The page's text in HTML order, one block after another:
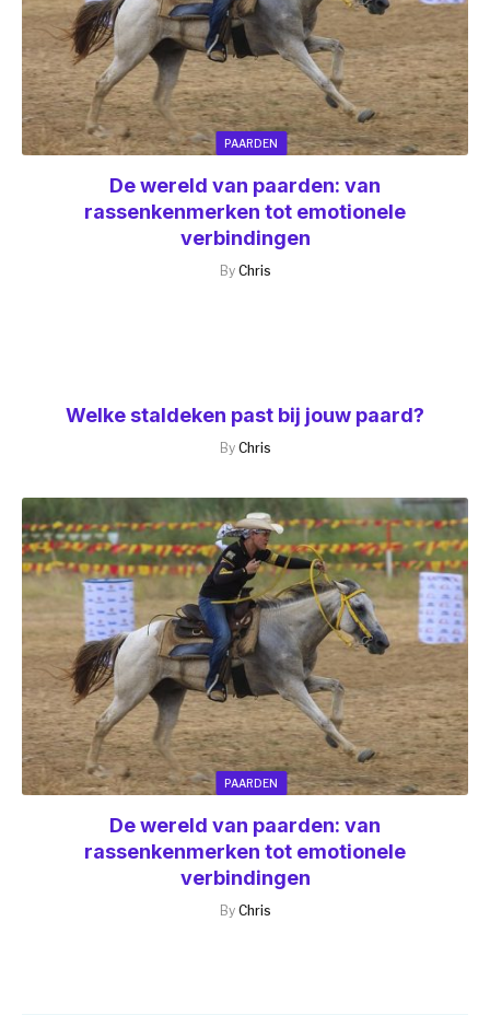
PAARDEN
De wereld van paarden: van
rassenkenmerken tot emotionele
verbindingen
By Chris
Welke staldeken past bij jouw paard?
By Chris
PAARDEN
De wereld van paarden: van
rassenkenmerken tot emotionele
verbindingen
By Chris